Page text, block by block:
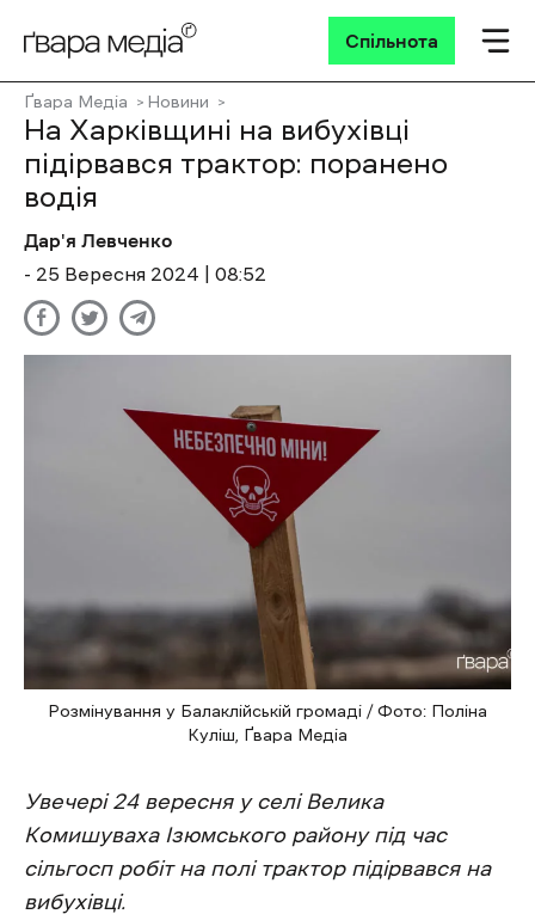
Спільнота
Ґвара Медіа Новини
На Харківщині на вибухівці
підірвався трактор: поранено
водія
Дар'я Левченко
- 25 Вересня 2024 | 08:52
Розмінування у Балаклійській громаді / Фото: Поліна
Куліш, Ґвара Медіа
Увечері 24 вересня у селі Велика
Комишуваха Ізюмського району під час
сільгосп робіт на полі трактор підірвався на
вибухівці.